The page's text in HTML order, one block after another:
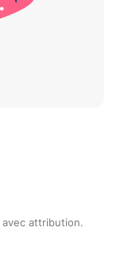
attribution.